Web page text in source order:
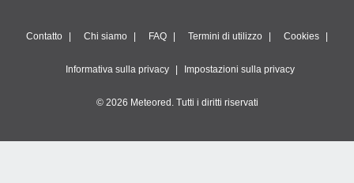
Contatto Chi siamo FAQ Termini di utilizzo Cookies
Informativa sulla privacy Impostazioni sulla privacy
© 2026 Meteored. Tutti i diritti riservati